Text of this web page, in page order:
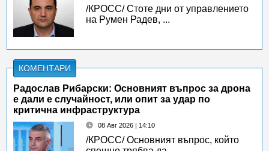
/КРОСС/ Стоте дни от управлението
на Румен Радев, ...
КОМЕНТАРИ
Радослав Рибарски: Основният въпрос за дрона
е дали е случайност, или опит за удар по
критична инфраструктура
08 Авг 2026 | 14:10
/КРОСС/ Основният въпрос, който